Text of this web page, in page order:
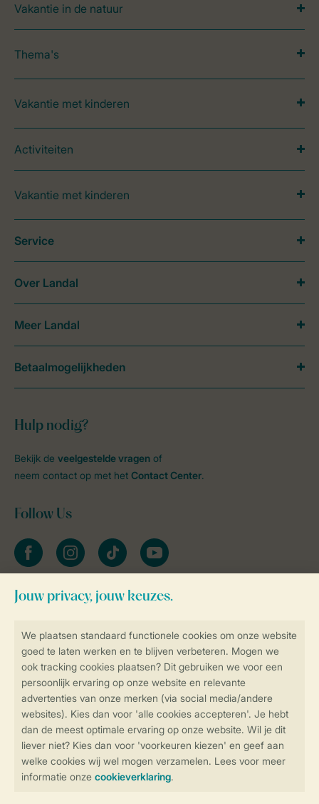
Controle over jouw gegevens &
Veilig en snel online boeken
Veilige gegevensoverdracht
Veilige betaling
Vakantie in de natuur
Thema's
Vakantie met kinderen
Activiteiten
Vakantie met kinderen
Hulp nodig?
Bekijk de veelgestelde vragen of
neem contact op met het Contact Center.
Follow Us
facebookinstagramtiktok youtube
Blijf op de hoogte
Service
Over Landal
Meer Landal
Betaalmogelijkheden